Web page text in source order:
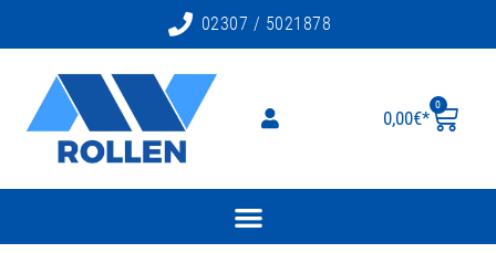
02307 / 5021878
0,00€
0